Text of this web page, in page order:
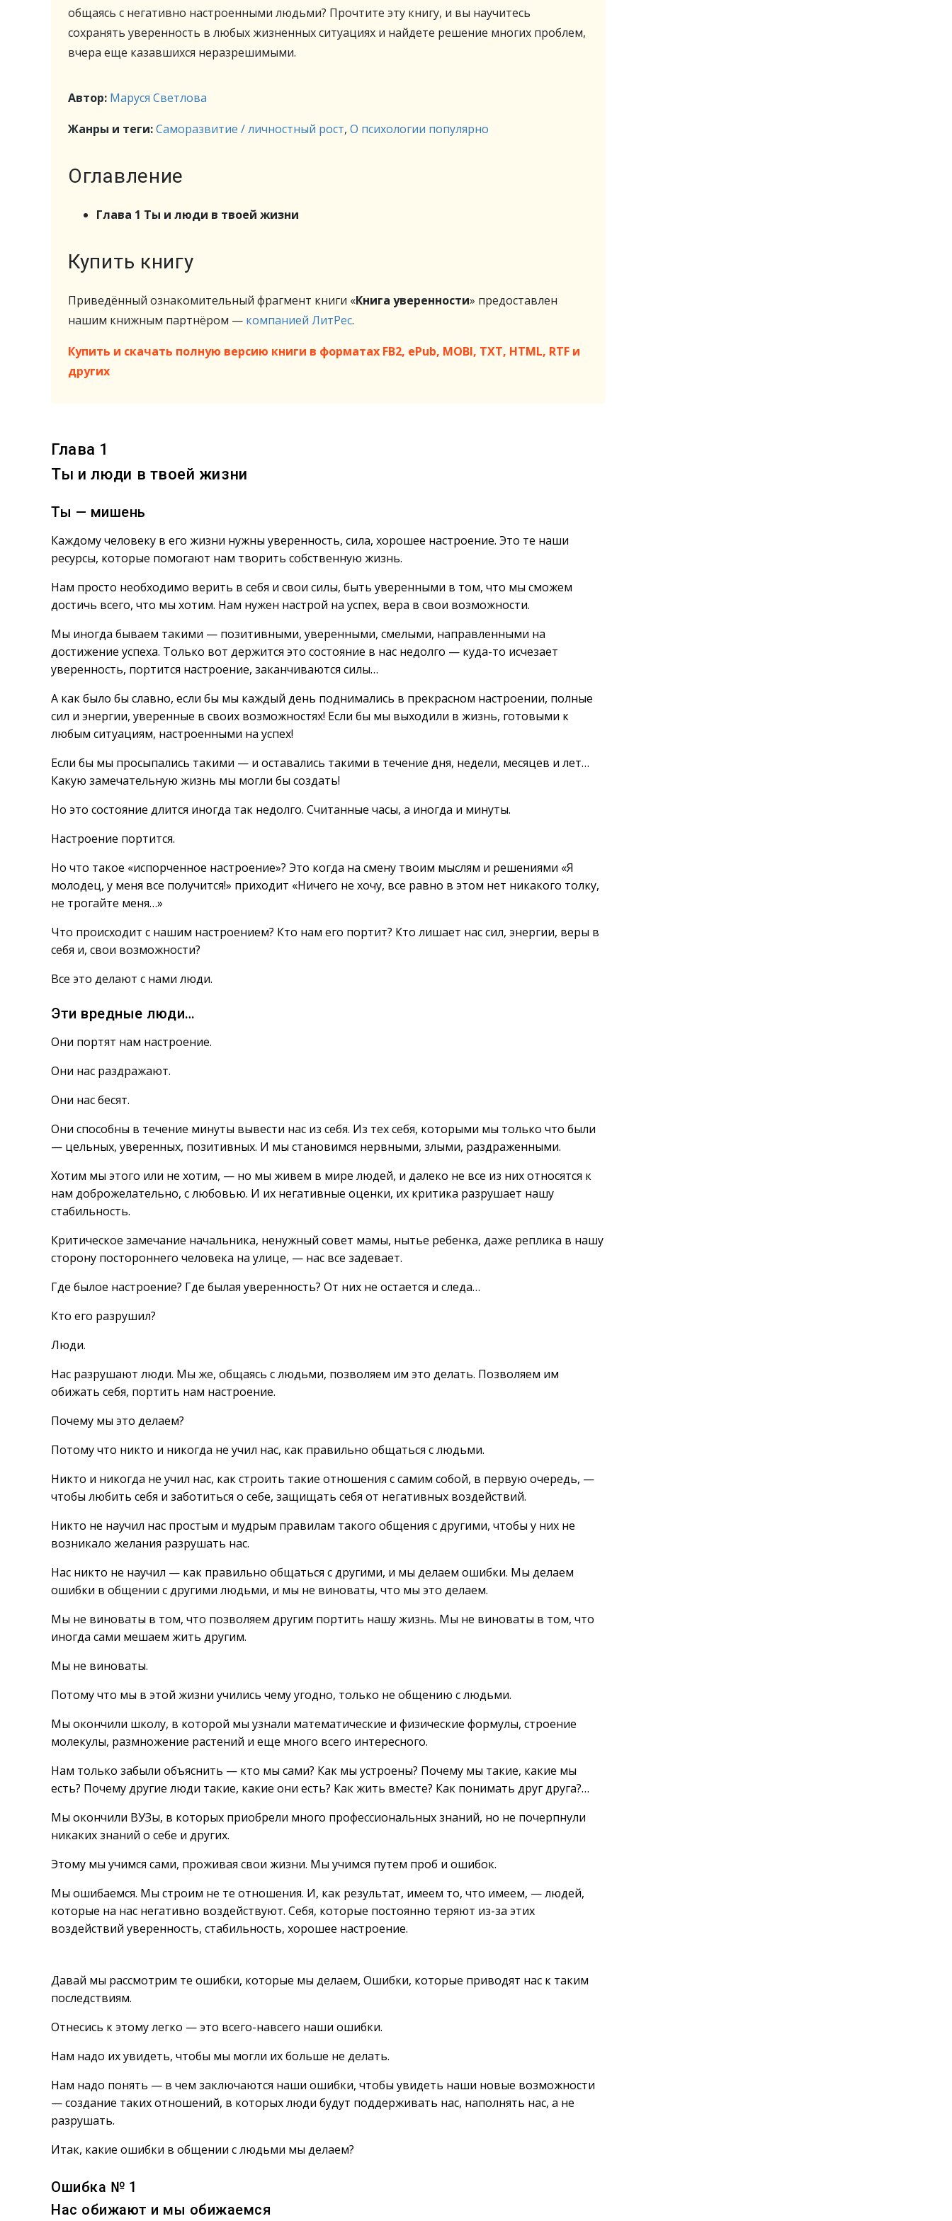
общаясь с негативно настроенными людьми? Прочтите эту книгу, и вы научитесь
сохранять уверенность в любых жизненных ситуациях и найдете решение многих проблем,
вчера еще казавшихся неразрешимыми.
Автор: Маруся Светлова
Жанры и теги:Саморазвитие / личностный рост, О психологии популярно
Оглавление
Глава 1 Ты и люди в твоей жизни
Купить книгу
Приведённый ознакомительный фрагмент книги «Книга уверенности» предоставлен
нашим книжным партнёром — компанией ЛитРес.
Купить и скачать полную версию книги в форматах FB2, ePub, MOBI, TXT, HTML, RTF и
других
Глава 1
Ты и люди в твоей жизни
Ты — мишень
Каждому человеку в его жизни нужны уверенность, сила, хорошее настроение. Это те наши
ресурсы, которые помогают нам творить собственную жизнь.
Нам просто необходимо верить в себя и свои силы, быть уверенными в том, что мы сможем
достичь всего, что мы хотим. Нам нужен настрой на успех, вера в свои возможности.
Мы иногда бываем такими — позитивными, уверенными, смелыми, направленными на
достижение успеха. Только вот держится это состояние в нас недолго — куда-то исчезает
уверенность, портится настроение, заканчиваются силы…
А как было бы славно, если бы мы каждый день поднимались в прекрасном настроении, полные
сил и энергии, уверенные в своих возможностях! Если бы мы выходили в жизнь, готовыми к
любым ситуациям, настроенными на успех!
Если бы мы просыпались такими — и оставались такими в течение дня, недели, месяцев и лет…
Какую замечательную жизнь мы могли бы создать!
Но это состояние длится иногда так недолго. Считанные часы, а иногда и минуты.
Настроение портится.
Но что такое «испорченное настроение»? Это когда на смену твоим мыслям и решениями «Я
молодец, у меня все получится!» приходит «Ничего не хочу, все равно в этом нет никакого толку,
не трогайте меня…»
Что происходит с нашим настроением? Кто нам его портит? Кто лишает нас сил, энергии, веры в
себя и, свои возможности?
Все это делают с нами люди.
Эти вредные люди…
Они портят нам настроение.
Они нас раздражают.
Они нас бесят.
Они способны в течение минуты вывести нас из себя. Из тех себя, которыми мы только что были
— цельных, уверенных, позитивных. И мы становимся нервными, злыми, раздраженными.
Хотим мы этого или не хотим, — но мы живем в мире людей, и далеко не все из них относятся к
нам доброжелательно, с любовью. И их негативные оценки, их критика разрушает нашу
стабильность.
Критическое замечание начальника, ненужный совет мамы, нытье ребенка, даже реплика в нашу
сторону постороннего человека на улице, — нас все задевает.
Где былое настроение? Где былая уверенность? От них не остается и следа…
Кто его разрушил?
Люди.
Нас разрушают люди. Мы же, общаясь с людьми, позволяем им это делать. Позволяем им
обижать себя, портить нам настроение.
Почему мы это делаем?
Потому что никто и никогда не учил нас, как правильно общаться с людьми.
Никто и никогда не учил нас, как строить такие отношения с самим собой, в первую очередь, —
чтобы любить себя и заботиться о себе, защищать себя от негативных воздействий.
Никто не научил нас простым и мудрым правилам такого общения с другими, чтобы у них не
возникало желания разрушать нас.
Нас никто не научил — как правильно общаться с другими, и мы делаем ошибки. Мы делаем
ошибки в общении с другими людьми, и мы не виноваты, что мы это делаем.
Мы не виноваты в том, что позволяем другим портить нашу жизнь. Мы не виноваты в том, что
иногда сами мешаем жить другим.
Мы не виноваты.
Потому что мы в этой жизни учились чему угодно, только не общению с людьми.
Мы окончили школу, в которой мы узнали математические и физические формулы, строение
молекулы, размножение растений и еще много всего интересного.
Нам только забыли объяснить — кто мы сами? Как мы устроены? Почему мы такие, какие мы
есть? Почему другие люди такие, какие они есть? Как жить вместе? Как понимать друг друга?…
Мы окончили ВУЗы, в которых приобрели много профессиональных знаний, но не почерпнули
никаких знаний о себе и других.
Этому мы учимся сами, проживая свои жизни. Мы учимся путем проб и ошибок.
Мы ошибаемся. Мы строим не те отношения. И, как результат, имеем то, что имеем, — людей,
которые на нас негативно воздействуют. Себя, которые постоянно теряют из-за этих
воздействий уверенность, стабильность, хорошее настроение.
Давай мы рассмотрим те ошибки, которые мы делаем, Ошибки, которые приводят нас к таким
последствиям.
Отнесись к этому легко — это всего-навсего наши ошибки.
Нам надо их увидеть, чтобы мы могли их больше не делать.
Нам надо понять — в чем заключаются наши ошибки, чтобы увидеть наши новые возможности
— создание таких отношений, в которых люди будут поддерживать нас, наполнять нас, а не
разрушать.
Итак, какие ошибки в общении с людьми мы делаем?
Ошибка № 1
Нас обижают и мы обижаемся